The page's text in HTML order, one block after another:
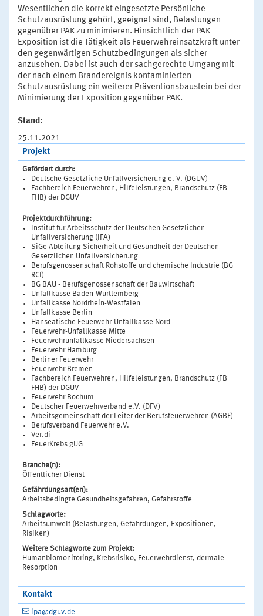
Wesentlichen die korrekt eingesetzte Persönliche
Schutzausrüstung gehört, geeignet sind, Belastungen
gegenüber PAK zu minimieren. Hinsichtlich der PAK-
Exposition ist die Tätigkeit als Feuerwehreinsatzkraft unter
den gegenwärtigen Schutzbedingungen als sicher
anzusehen. Dabei ist auch der sachgerechte Umgang mit
der nach einem Brandereignis kontaminierten
Schutzausrüstung ein weiterer Präventionsbaustein bei der
Minimierung der Exposition gegenüber PAK.
Stand:
25.11.2021
Projekt
Gefördert durch:
Deutsche Gesetzliche Unfallversicherung e. V. (DGUV)
Fachbereich Feuerwehren, Hilfeleistungen, Brandschutz (FB
FHB) der DGUV
Projektdurchführung:
Institut für Arbeitsschutz der Deutschen Gesetzlichen
Unfallversicherung (IFA)
SiGe Abteilung Sicherheit und Gesundheit der Deutschen
Gesetzlichen Unfallversicherung
Berufsgenossenschaft Rohstoffe und chemische Industrie (BG
RCI)
BG BAU - Berufsgenossenschaft der Bauwirtschaft
Unfallkasse Baden-Württemberg
Unfallkasse Nordrhein-Westfalen
Unfallkasse Berlin
Hanseatische Feuerwehr-Unfallkasse Nord
Feuerwehr-Unfallkasse Mitte
Feuerwehrunfallkasse Niedersachsen
Feuerwehr Hamburg
Berliner Feuerwehr
Feuerwehr Bremen
Fachbereich Feuerwehren, Hilfeleistungen, Brandschutz (FB
FHB) der DGUV
Feuerwehr Bochum
Deutscher Feuerwehrverband e.V. (DFV)
Arbeitsgemeinschaft der Leiter der Berufsfeuerwehren (AGBF)
Berufsverband Feuerwehr e.V.
Ver.di
FeuerKrebs gUG
Branche(n):
Öffentlicher Dienst
Gefährdungsart(en):
Arbeitsbedingte Gesundheitsgefahren, Gefahrstoffe
Schlagworte:
Arbeitsumwelt (Belastungen, Gefährdungen, Expositionen,
Risiken)
Weitere Schlagworte zum Projekt:
Humanbiomonitoring, Krebsrisiko, Feuerwehrdienst, dermale
Resorption
Kontakt
ipa@dguv.de